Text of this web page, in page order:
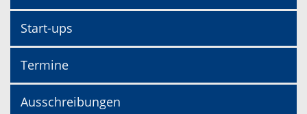
Start-ups
Termine
Ausschreibungen